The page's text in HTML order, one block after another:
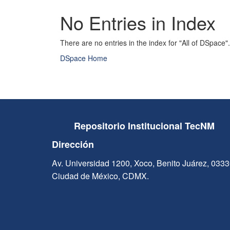
No Entries in Index
There are no entries in the index for "All of DSpace".
DSpace Home
Repositorio Institucional TecNM
Dirección
Av. Universidad 1200, Xoco, Benito Juárez,
Ciudad de México, CDMX.